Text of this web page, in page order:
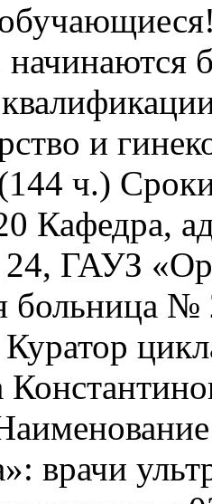
и
ч.)
Кафедра,
24, ГАУЗ
больница
врачи